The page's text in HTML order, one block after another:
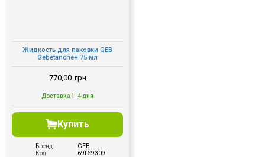
Жидкость для паковки GEB
Gebetanche+ 75 мл
770,00 грн
Доставка 1-4 дня
Купить
Бренд:
Код:
GEB
69LS9309